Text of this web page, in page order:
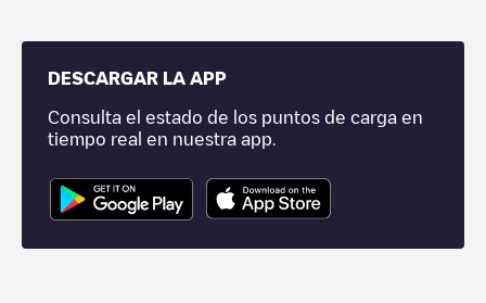
DESCARGAR LA APP
Consulta el estado de los puntos de carga en
tiempo real en nuestra app.